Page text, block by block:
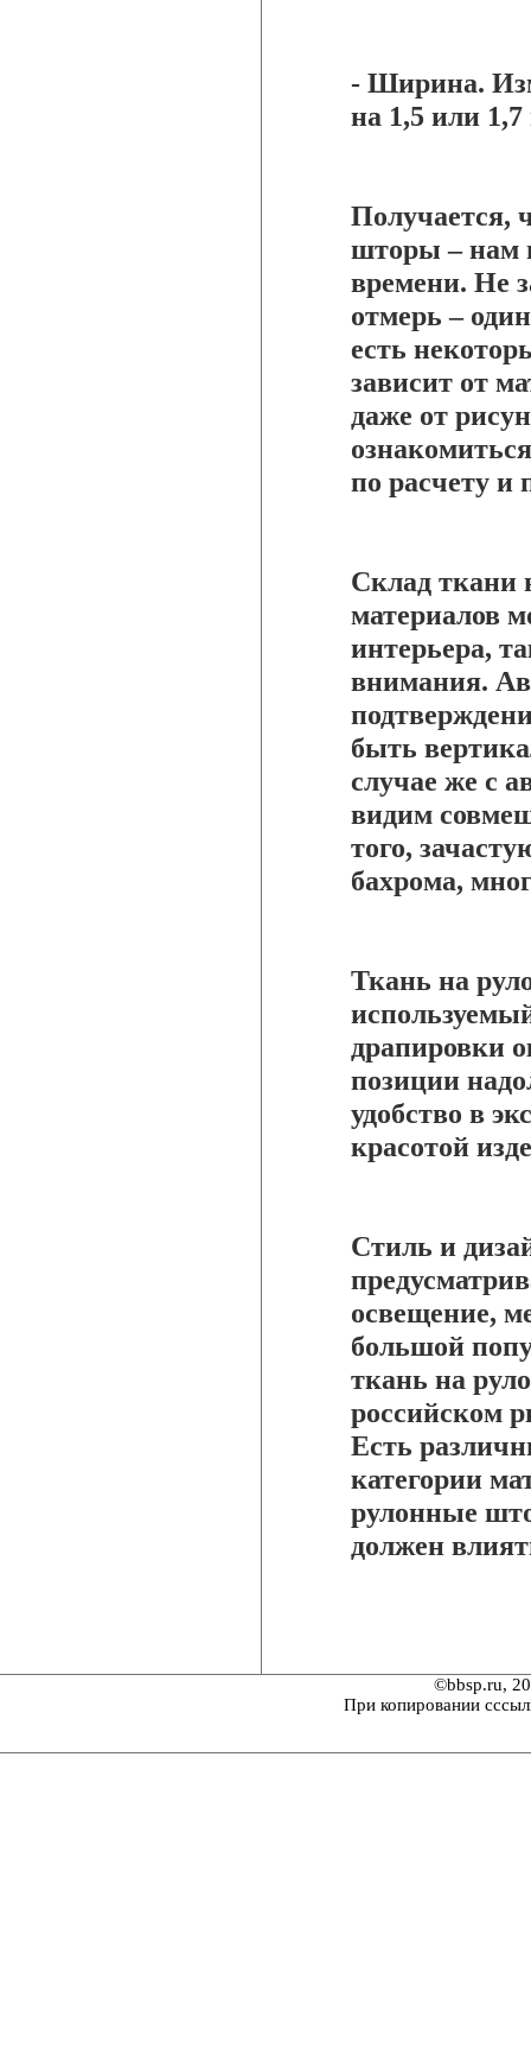
- Ширина.
на 1,5 или
Получается,
шторы – нам
времени. Не
отмерь –
есть
зависит от
даже от
по расчету и
Склад ткани
материалов
интерьера,
внимания.
быть
случае же с
видим
того,
бахрома,
Ткань на
драпировки
позиции
удобство в
красотой
Стиль и
освещение,
большой
ткань на
российском
Есть
категории
рулонные
должен
©bbsp.ru,
При копировании